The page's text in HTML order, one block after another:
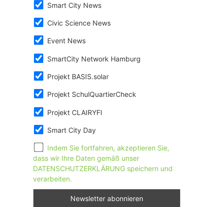
Smart City News
Civic Science News
Event News
SmartCity Network Hamburg
Projekt BASIS.solar
Projekt SchulQuartierCheck
Projekt CLAIRYFI
Smart City Day
Indem Sie fortfahren, akzeptieren Sie,
dass wir Ihre Daten gemäß unser
DATENSCHUTZERKLÄRUNG speichern und
verarbeiten.